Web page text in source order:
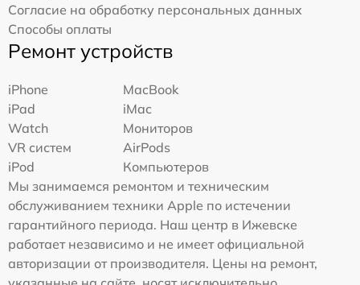
Согласие на обработку персональных данных
Способы оплаты
Ремонт устройств
iPhone
MacBook
iPad
iMac
Watch
Мониторов
VR систем
AirPods
iPod
Компьютеров
Мы занимаемся ремонтом и техническим
обслуживанием техники Apple по истечении
гарантийного периода. Наш центр в Ижевске
работает независимо и не имеет официальной
авторизации от производителя. Цены на ремонт,